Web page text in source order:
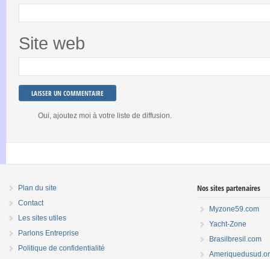
Site web
Oui, ajoutez moi à votre liste de diffusion.
Plan du site
Contact
Les sites utiles
Parlons Entreprise
Politique de confidentialité
Nos sites partenaires
Myzone59.com
Yacht-Zone
Brasilbresil.com